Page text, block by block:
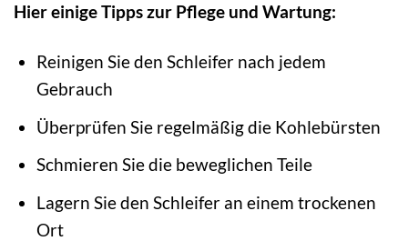
Hier einige Tipps zur Pflege und Wartung:
Reinigen Sie den Schleifer nach jedem
Gebrauch
Überprüfen Sie regelmäßig die Kohlebürsten
Schmieren Sie die beweglichen Teile
Lagern Sie den Schleifer an einem trockenen
Ort